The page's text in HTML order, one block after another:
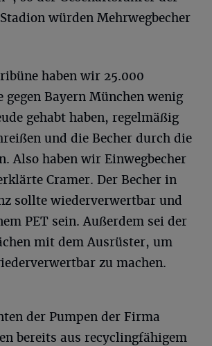
würden Mehrwegbecher
haben wir 25.000
gegen Bayern München wenig
gehabt haben, regelmäßig
und die Becher durch die
Also haben wir Einwegbecher
Cramer. Der Becher in
sollte wiederverwertbar und
PET sein. Außerdem sei der
mit dem Ausrüster, um
zu machen.
der Pumpen der Firma
bereits aus recyclingfähigem